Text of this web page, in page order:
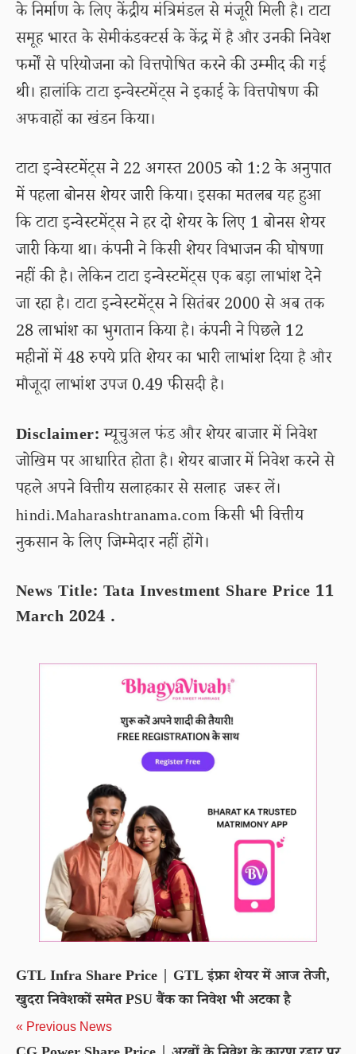
के निर्माण के लिए केंद्रीय मंत्रिमंडल से मंजूरी मिली है। टाटा
समूह भारत के सेमीकंडक्टर्स के केंद्र में है और उनकी निवेश
फर्मों से परियोजना को वित्तपोषित करने की उम्मीद की गई
थी। हालांकि टाटा इन्वेस्टमेंट्स ने इकाई के वित्तपोषण की
अफवाहों का खंडन किया।
टाटा इन्वेस्टमेंट्स ने 22 अगस्त 2005 को 1:2 के अनुपात
में पहला बोनस शेयर जारी किया। इसका मतलब यह हुआ
कि टाटा इन्वेस्टमेंट्स ने हर दो शेयर के लिए 1 बोनस शेयर
जारी किया था। कंपनी ने किसी शेयर विभाजन की घोषणा
नहीं की है। लेकिन टाटा इन्वेस्टमेंट्स एक बड़ा लाभांश देने
जा रहा है। टाटा इन्वेस्टमेंट्स ने सितंबर 2000 से अब तक
28 लाभांश का भुगतान किया है। कंपनी ने पिछले 12
महीनों में 48 रुपये प्रति शेयर का भारी लाभांश दिया है और
मौजूदा लाभांश उपज 0.49 फीसदी है।
Disclaimer:म्यूचुअल फंड और शेयर बाजार में निवेश
जोखिम पर आधारित होता है। शेयर बाजार में निवेश करने से
पहले अपने वित्तीय सलाहकार से सलाह जरूर लें।
hindi.Maharashtranama.com किसी भी वित्तीय
नुकसान के लिए जिम्मेदार नहीं होंगे।
News Title: Tata Investment Share Price 11
March 2024 .
GTL Infra Share Price | GTL इंफ्रा शेयर में आज तेजी,
खुदरा निवेशकों समेत PSU बैंक का निवेश भी अटका है
« Previous News